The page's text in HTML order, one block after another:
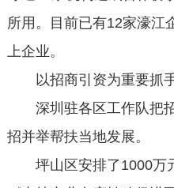
所用。目前已有12家濠江
上企业。
以招商引资为重要抓手
深圳驻各区工作队把招
招并举帮扶当地发展。
坪山区安排了1000万